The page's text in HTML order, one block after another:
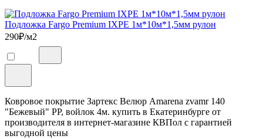
Подложка Fargo Premium IXPE 1м*10м*1,5мм рулон
290₽/м2
Ковровое покрытие Зартекс Велюр Amarena zvamr 140
"Бежевый" PP, войлок 4м. купить в Екатеринбурге от
производителя в интернет-магазине КВПол с гарантией
выгодной цены